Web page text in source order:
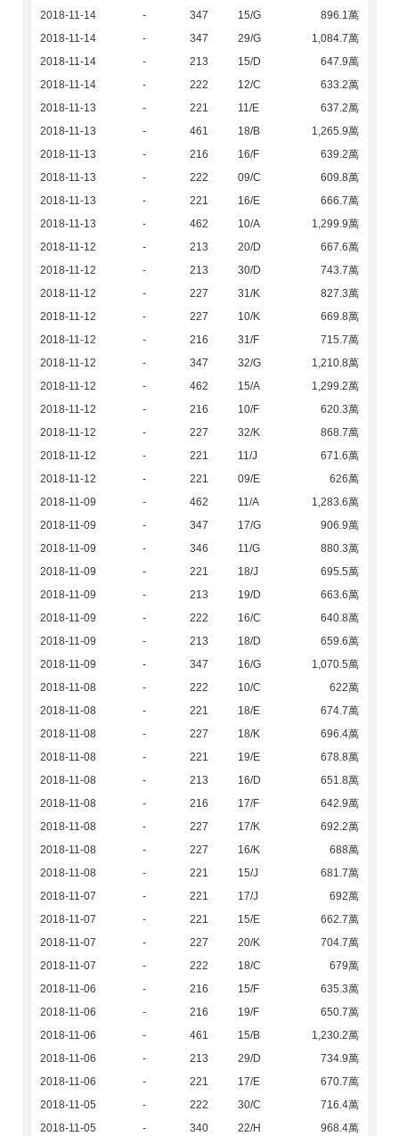
2018-11-14
- 347 15/G
896.1萬
2018-11-14
- 347 29/G
1,084.7萬
2018-11-14
- 213 15/D
647.9萬
2018-11-14
- 222 12/C
633.2萬
2018-11-13
- 221 11/E
637.2萬
2018-11-13
- 461 18/B
1,265.9萬
2018-11-13
- 216 16/F
639.2萬
2018-11-13
- 222 09/C
609.8萬
2018-11-13
- 221 16/E
666.7萬
2018-11-13
- 462 10/A
1,299.9萬
2018-11-12
- 213 20/D
667.6萬
2018-11-12
- 213 30/D
743.7萬
2018-11-12
- 227 31/K
827.3萬
2018-11-12
- 227 10/K
669.8萬
2018-11-12
- 216 31/F
715.7萬
2018-11-12
- 347 32/G
1,210.8萬
2018-11-12
- 462 15/A
1,299.2萬
2018-11-12
- 216 10/F
620.3萬
2018-11-12
- 227 32/K
868.7萬
2018-11-12
- 221 11/J
671.6萬
2018-11-12
- 221 09/E
626萬
2018-11-09
- 462 11/A
1,283.6萬
2018-11-09
- 347 17/G
906.9萬
2018-11-09
- 346 11/G
880.3萬
2018-11-09
- 221 18/J
695.5萬
2018-11-09
- 213 19/D
663.6萬
2018-11-09
- 222 16/C
640.8萬
2018-11-09
- 213 18/D
659.6萬
2018-11-09
- 347 16/G
1,070.5萬
2018-11-08
- 222 10/C
622萬
2018-11-08
- 221 18/E
674.7萬
2018-11-08
- 227 18/K
696.4萬
2018-11-08
- 221 19/E
678.8萬
2018-11-08
- 213 16/D
651.8萬
2018-11-08
- 216 17/F
642.9萬
2018-11-08
- 227 17/K
692.2萬
2018-11-08
- 227 16/K
688萬
2018-11-08
- 221 15/J
681.7萬
2018-11-07
- 221 17/J
692萬
2018-11-07
- 221 15/E
662.7萬
2018-11-07
- 227 20/K
704.7萬
2018-11-07
- 222 18/C
679萬
2018-11-06
- 216 15/F
635.3萬
2018-11-06
- 216 19/F
650.7萬
2018-11-06
- 461 15/B
1,230.2萬
2018-11-06
- 213 29/D
734.9萬
2018-11-06
- 221 17/E
670.7萬
2018-11-05
- 222 30/C
716.4萬
2018-11-05
- 340 22/H
968.4萬